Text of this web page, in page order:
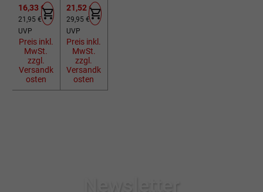
Verkaufspreis:
16,33 €
Regulärer Preis:
21,95 €
UVP
Preis inkl.
MwSt.
zzgl.
Versandk
osten
AURA
Micro Set
schwarz
Verkaufspreis:
21,52 €
Regulärer Preis:
29,95 €
UVP
Preis inkl.
MwSt.
zzgl.
Versandk
osten